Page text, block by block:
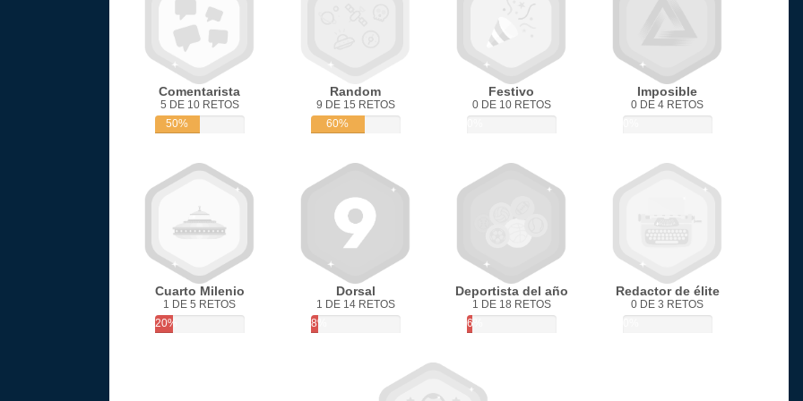
Comentarista
5 DE 10 RETOS
50%
Random
9 DE 15 RETOS
60%
Festivo
0 DE 10 RETOS
Imposible
0 DE 4 RETOS
Cuarto Milenio
1 DE 5 RETOS
20%
Dorsal
1 DE 14 RETOS
8%
Deportista del año
1 DE 18 RETOS
6%
Redactor de élite
0 DE 3 RETOS